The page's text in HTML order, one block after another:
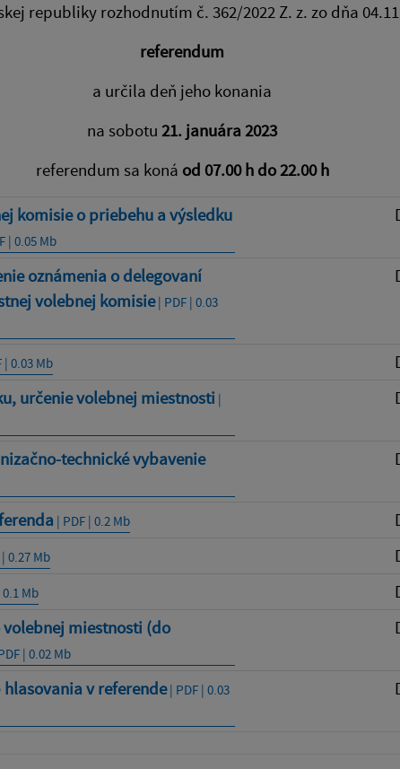
republiky rozhodnutím č. 362/2022 Z. z. zo dňa
referendum
a určila deň jeho konania
na sobotu 21. januára 2023
referendum sa koná od 07.00 h do 22.00 h
komisie o priebehu a výsledku
| 0.05 Mb
oznámenia o delegovaní
volebnej komisie| PDF | 0.03
| 0.03 Mb
určenie volebnej miestnosti |
technické vybavenie
| PDF | 0.2 Mb
0.27 Mb
Mb
miestnosti (do
| 0.02 Mb
v referende| PDF | 0.03